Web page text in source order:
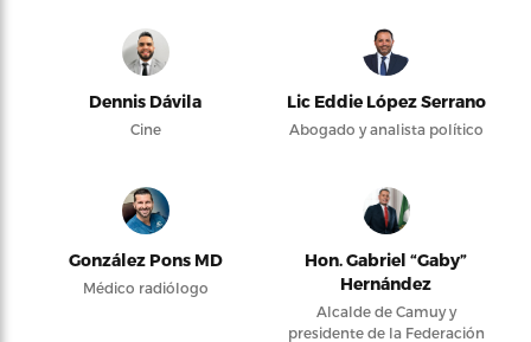
Dennis Dávila
Cine
Lic Eddie López Serrano
Abogado y analista político
González Pons MD
Médico radiólogo
Hon. Gabriel “Gaby”
Hernández
Alcalde de Camuy y
presidente de la Federación